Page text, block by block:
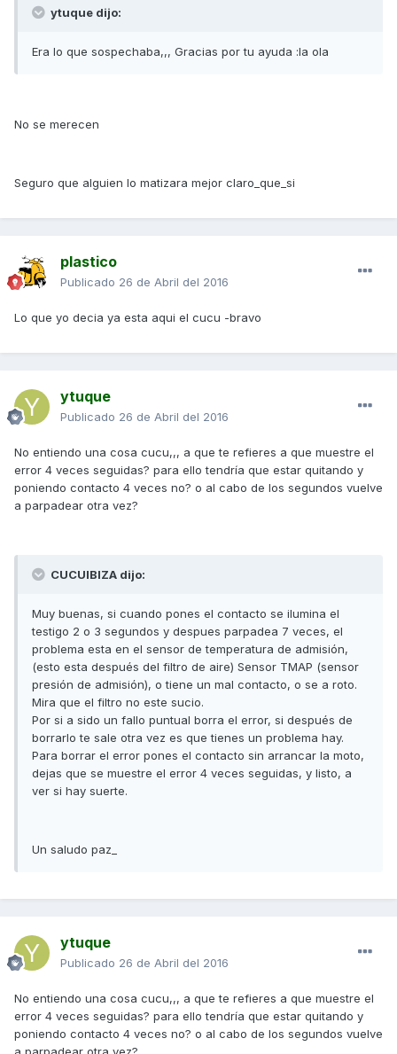
ytuque dijo:
Era lo que sospechaba,,, Gracias por tu ayuda :la ola
No se merecen
Seguro que alguien lo matizara mejor claro_que_si
plastico
Publicado 26 de Abril del 2016
Lo que yo decia ya esta aqui el cucu -bravo
ytuque
Publicado 26 de Abril del 2016
No entiendo una cosa cucu,,, a que te refieres a que muestre el
error 4 veces seguidas? para ello tendría que estar quitando y
poniendo contacto 4 veces no? o al cabo de los segundos vuelve
a parpadear otra vez?
CUCUIBIZA dijo:
Muy buenas, si cuando pones el contacto se ilumina el
testigo 2 o 3 segundos y despues parpadea 7 veces, el
problema esta en el sensor de temperatura de admisión,
(esto esta después del filtro de aire) Sensor TMAP (sensor
presión de admisión), o tiene un mal contacto, o se a roto.
Mira que el filtro no este sucio.
Por si a sido un fallo puntual borra el error, si después de
borrarlo te sale otra vez es que tienes un problema hay.
Para borrar el error pones el contacto sin arrancar la moto,
dejas que se muestre el error 4 veces seguidas, y listo, a
ver si hay suerte.
Un saludo paz_
ytuque
Publicado 26 de Abril del 2016
No entiendo una cosa cucu,,, a que te refieres a que muestre el
error 4 veces seguidas? para ello tendría que estar quitando y
poniendo contacto 4 veces no? o al cabo de los segundos vuelve